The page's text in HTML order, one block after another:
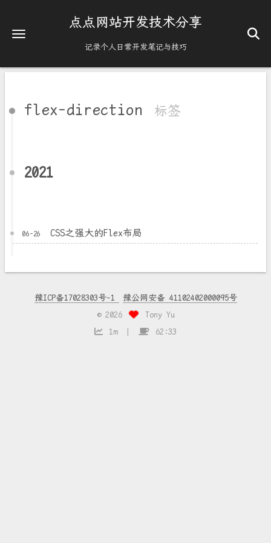
点点网站开发技术分享
记录个人日常开发笔记与技巧
flex-direction 标签
2021
06-26 CSS之强大的Flex布局
豫ICP备17028303号-1
豫公网安备 41102402000095号
© 2026
Tony Yu
1m
62:33